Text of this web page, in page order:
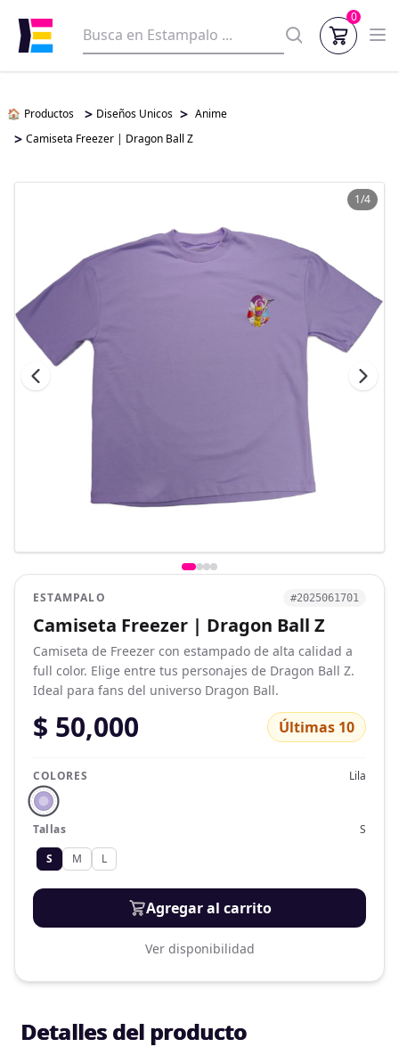
0
🏠 Productos > Diseños Unicos > Anime
> Camiseta Freezer | Dragon Ball Z
1/4
ESTAMPALO #2025061701
Camiseta Freezer | Dragon Ball Z
Camiseta de Freezer con estampado de alta calidad a
full color. Elige entre tus personajes de Dragon Ball Z.
Ideal para fans del universo Dragon Ball.
$ 50,000 Últimas 10
COLORES Lila
Tallas
S
S
M L
Agregar al carrito
Ver disponibilidad
Detalles del producto